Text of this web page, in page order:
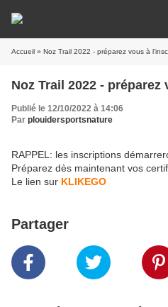
Accueil » Noz Trail 2022 - préparez vous à
Noz Trail 2022 -
Publié le 12/10/2022 à 14:06
Par plouidersportsnature
RAPPEL: les inscriptions
Préparez dès maintenant vos
Le lien sur KLIKEGO
Partager